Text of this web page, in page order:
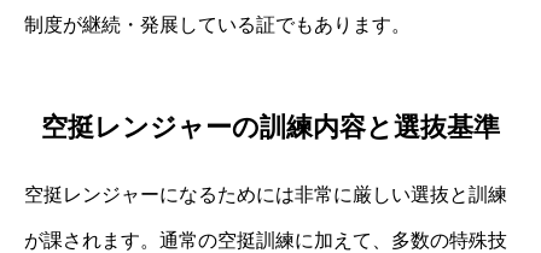
制度が継続・発展している証でもあります。
空挺レンジャーの訓練内容と選抜基準
空挺レンジャーになるためには非常に厳しい選抜と訓練
が課されます。通常の空挺訓練に加えて、多数の特殊技